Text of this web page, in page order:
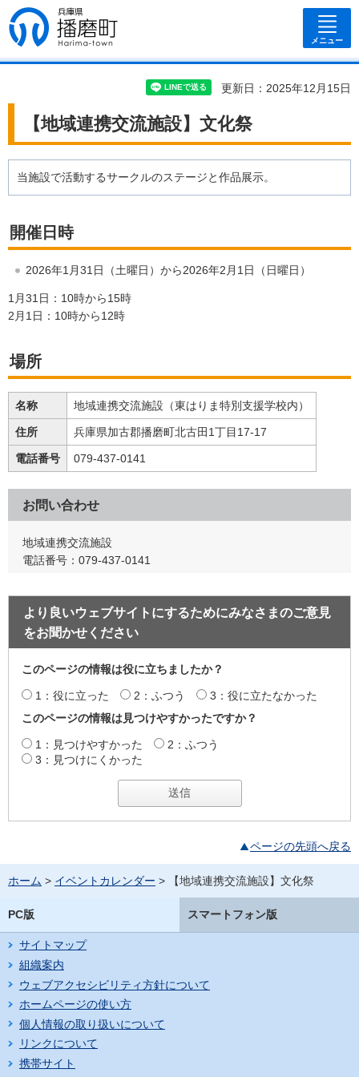
兵庫県 播磨
町
メニュー
更新日：2025年12月15日
【地域連携交流施設】文化祭
当施設で活動するサークルのステージと作品展示。
開催日時
2026年1月31日（土曜日）から2026年2月1日（日曜日）
1月31日：10時から15時
2月1日：10時から12時
場所
名称 地域連携交流施設（東はりま特別支援学校内）
住所 兵庫県加古郡播磨町北古田1丁目17-17
電話番号 079-437-0141
お問い合わせ
地域連携交流施設
電話番号：079-437-0141
より良いウェブサイトにするためにみなさまのご意見
をお聞かせください
このページの情報は役に立ちましたか？
1：役に立った 2：ふつう
3：役に立たなかった
このページの情報は見つけやすかったですか？
1：見つけやすかった
2：ふつう
3：見つけにくかった
ページの先頭へ戻る
ホーム > イベントカレンダー > 【地域連携交流施設】文化祭
PC版 スマートフォン版
サイトマップ
組織案内
ウェブアクセシビリティ方針について
ホームページの使い方
個人情報の取り扱いについて
リンクについて
携帯サイト